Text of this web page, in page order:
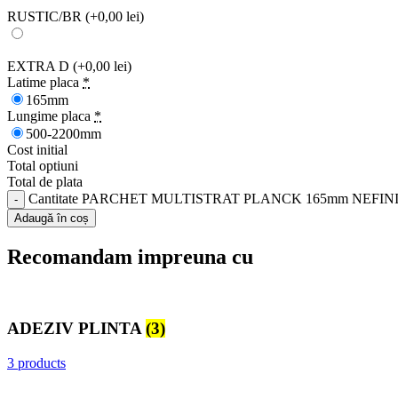
RUSTIC/BR (+0,00 lei)
EXTRA D (+0,00 lei)
Latime placa *
165mm
Lungime placa *
500-2200mm
Cost initial
Total optiuni
Total de plata
Cantitate PARCHET MULTISTRAT PLANCK 165mm
Adaugă în coș
Recomandam impreuna cu
ADEZIV PLINTA(3)
3 products